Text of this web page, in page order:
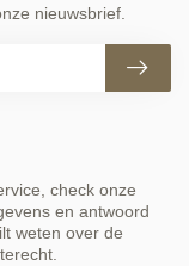
check onze
en antwoord
weten over de
nieuwsbrief.